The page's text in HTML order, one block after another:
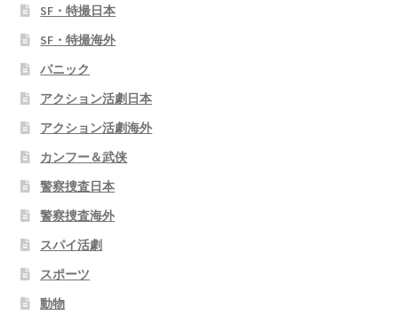
SF・特撮日本
SF・特撮海外
パニック
アクション活劇日本
アクション活劇海外
カンフー＆武侠
警察捜査日本
警察捜査海外
スパイ活劇
スポーツ
動物